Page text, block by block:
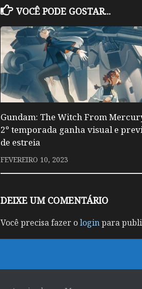
VOCÊ PODE GOSTAR...
Gundam: The Witch From
2º temporada ganha visual e
de estreia
FEVEREIRO 10, 2023
DEIXE UM COMENTÁRIO
Você precisa fazer ologinpara